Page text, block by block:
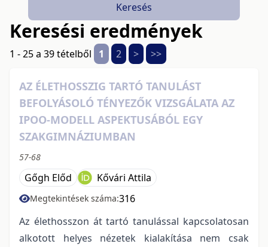
Keresés
Keresési eredmények
1 - 25 a 39 tételből 1 2 > >>
AZ ÉLETHOSSZIG TARTÓ TANULÁST
BEFOLYÁSOLÓ TÉNYEZŐK VIZSGÁLATA AZ
IPOO-MODELL ASPEKTUSÁBÓL EGY
SZAKGIMNÁZIUMBAN
57-68
Gőgh Előd Kővári Attila
Megtekintések száma:316
Az élethosszon át tartó tanulással kapcsolatosan
alkotott helyes nézetek kialakítása nem csak